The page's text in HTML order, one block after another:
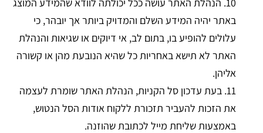
באתר יהיה המידע השלם והמדויק ביותר אך יובהר, כי
עלולים להופיע בו, בתום לב, אי דיוקים או שגיאות והנהלת
האתר לא תישא באחריות כל שהיא הנובעת מהן או קשורה
אליהן.
11. בעת עדכון סל הקניות, הנהלת האתר שומרת לעצמה
את הזכות להעביר תזכורת ללקוח אודות הסל הנטוש,
באמצעות שליחת מייל לכתובת שהוזנה.